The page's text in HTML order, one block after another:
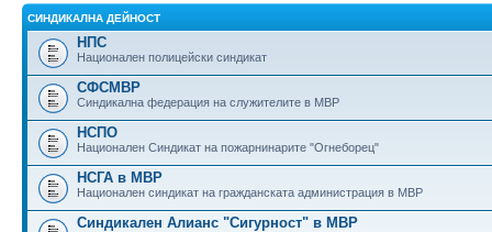
СИНДИКАЛНА ДЕЙНОСТ
НПС
Национален полицейски синдикат
СФСМВР
Синдикална федерация на служителите в МВР
НСПО
Национален Синдикат на пожарнинарите "Огнеборец"
НСГА в МВР
Национален синдикат на гражданската администрация в МВР
Синдикален Алианс "Сигурност" в МВР